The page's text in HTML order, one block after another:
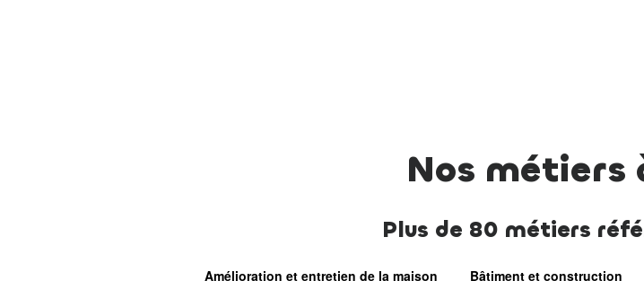
Nos métiers
Plus de 80 métiers
Amélioration et entretien de la maison
Bâtiment et construction